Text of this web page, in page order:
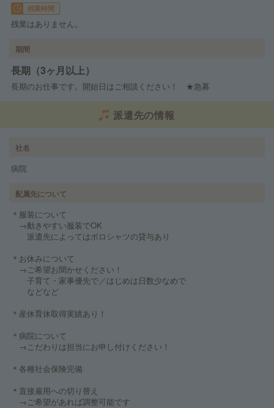
残業時間
残業はありません。
期間
長期（3ヶ月以上）
長期のお仕事です。開始日はご相談ください！ ★急募
派遣先の情報
社名
病院
配属先について
＊服装について
→動きやすい服装でOK
派遣先によってはポロシャツの貸与あり
＊お休みについて
→ご希望お聞かせください！
子育て・家事優先で／はじめは日数少なめで
などなど
＊産休育休取得実績あり！
＊病院について
→こだわりは担当にお申し付けください！
＊各種社会保険完備
＊直接雇用への切り替え
→ご希望があれば調整可能です